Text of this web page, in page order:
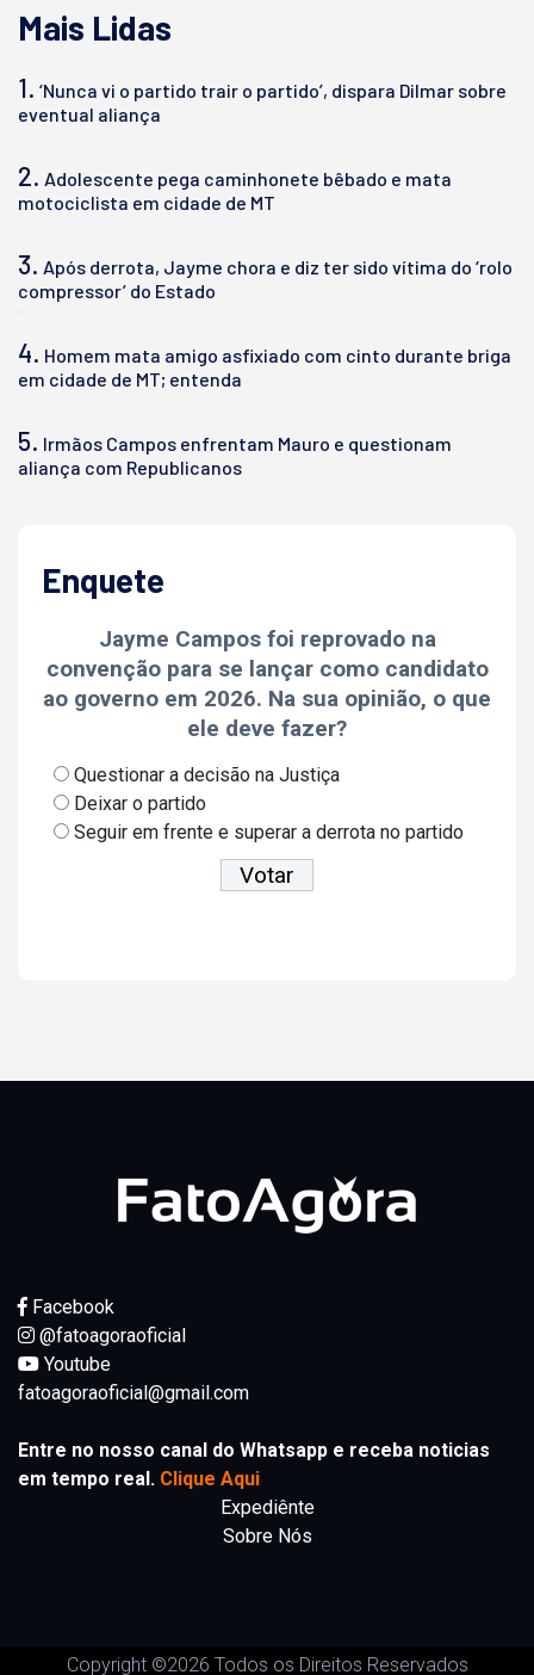
Mais Lidas
1. ‘Nunca vi o partido trair o partido’, dispara Dilmar sobre
eventual aliança
2. Adolescente pega caminhonete bêbado e mata
motociclista em cidade de MT
3. Após derrota, Jayme chora e diz ter sido vítima do ‘rolo
compressor’ do Estado
4. Homem mata amigo asfixiado com cinto durante briga
em cidade de MT; entenda
5. Irmãos Campos enfrentam Mauro e questionam
aliança com Republicanos
Enquete
Jayme Campos foi reprovado na
convenção para se lançar como candidato
ao governo em 2026. Na sua opinião, o que
ele deve fazer?
Questionar a decisão na Justiça
Deixar o partido
Seguir em frente e superar a derrota no partido
Facebook
@fatoagoraoficial
Youtube
fatoagoraoficial@gmail.com
Entre no nosso canal do Whatsapp e receba noticias
em tempo real. Clique Aqui
Expediênte
Sobre Nós
Copyright ©2026 Todos os Direitos Reservados